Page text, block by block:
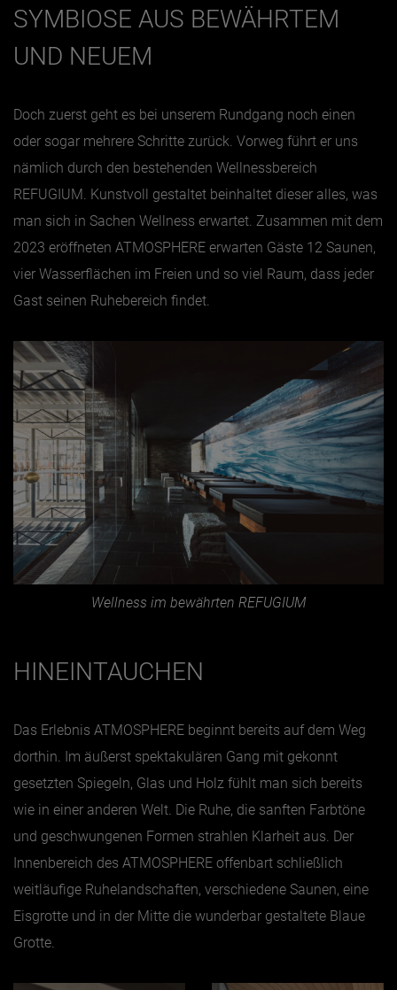
April
Mai
Juli
August
September
Oktober
SYMBIOSE AUS BEWÄHRTEM
UND NEUEM
Doch zuerst geht es bei unserem Rundgang noch einen
oder sogar mehrere Schritte zurück. Vorweg führt er uns
nämlich durch den bestehenden Wellnessbereich
REFUGIUM. Kunstvoll gestaltet beinhaltet dieser alles, was
man sich in Sachen Wellness erwartet. Zusammen mit dem
2023 eröffneten ATMOSPHERE erwarten Gäste 12 Saunen,
vier Wasserflächen im Freien und so viel Raum, dass jeder
Gast seinen Ruhebereich findet.
Wellness im bewährten REFUGIUM
HINEINTAUCHEN
Das Erlebnis ATMOSPHERE beginnt bereits auf dem Weg
dorthin. Im äußerst spektakulären Gang mit gekonnt
gesetzten Spiegeln, Glas und Holz fühlt man sich bereits
wie in einer anderen Welt. Die Ruhe, die sanften Farbtöne
und geschwungenen Formen strahlen Klarheit aus. Der
Innenbereich des ATMOSPHERE offenbart schließlich
weitläufige Ruhelandschaften, verschiedene Saunen, eine
Eisgrotte und in der Mitte die wunderbar gestaltete Blaue
Grotte.